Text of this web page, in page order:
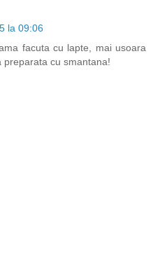
la 09:06
facuta cu lapte, mai usoara
preparata cu smantana!